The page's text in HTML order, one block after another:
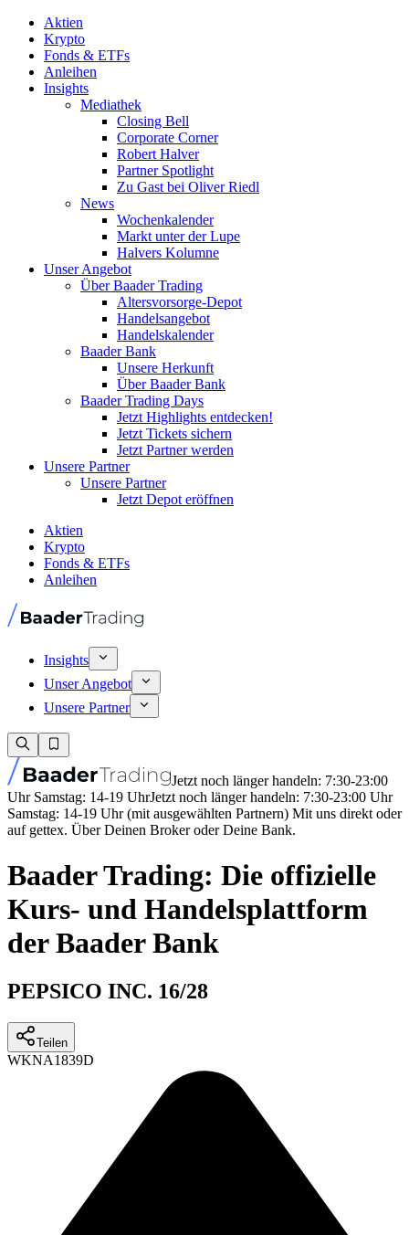
Aktien
Krypto
Fonds & ETFs
Anleihen
Insights
Mediathek
Closing Bell
Corporate Corner
Robert Halver
Partner Spotlight
Zu Gast bei Oliver Riedl
News
Wochenkalender
Markt unter der Lupe
Halvers Kolumne
Unser Angebot
Über Baader Trading
Altersvorsorge-Depot
Handelsangebot
Handelskalender
Baader Bank
Unsere Herkunft
Über Baader Bank
Baader Trading Days
Jetzt Highlights entdecken!
Jetzt Tickets sichern
Jetzt Partner werden
Unsere Partner
Unsere Partner
Jetzt Depot eröffnen
Aktien
Krypto
Fonds & ETFs
Anleihen
Insights
Unser Angebot
Unsere Partner
Jetzt noch länger handeln: 7:30-23:00
Uhr Samstag: 14-19 UhrJetzt noch länger handeln: 7:30-23:00 Uhr
Samstag: 14-19 Uhr (mit ausgewählten Partnern) Mit uns direkt oder
auf gettex. Über Deinen Broker oder Deine Bank.
Baader Trading: Die offizielle
Kurs- und Handelsplattform
der Baader Bank
PEPSICO INC. 16/28
Teilen
WKNA1839D